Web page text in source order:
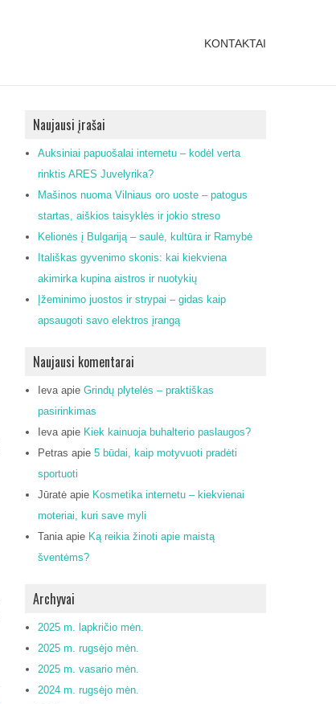
KONTAKTAI
Naujausi įrašai
Auksiniai papuošalai internetu – kodėl verta
rinktis ARES Juvelyrika?
Mašinos nuoma Vilniaus oro uoste – patogus
startas, aiškios taisyklės ir jokio streso
Kelionės į Bulgariją – saulė, kultūra ir Ramybė
Itališkas gyvenimo skonis: kai kiekviena
akimirka kupina aistros ir nuotykių
Įžeminimo juostos ir strypai – gidas kaip
apsaugoti savo elektros įrangą
Naujausi komentarai
Ievaapie Grindų plytelės – praktiškas
pasirinkimas
Ievaapie Kiek kainuoja buhalterio paslaugos?
Petras apie 5 būdai, kaip motyvuoti pradėti
sportuoti
Jūratė apie Kosmetika internetu – kiekvienai
moteriai, kuri save myli
Taniaapie Ką reikia žinoti apie maistą
šventėms?
Archyvai
2025 m. lapkričio mėn.
2025 m. rugsėjo mėn.
2025 m. vasario mėn.
2024 m. rugsėjo mėn.